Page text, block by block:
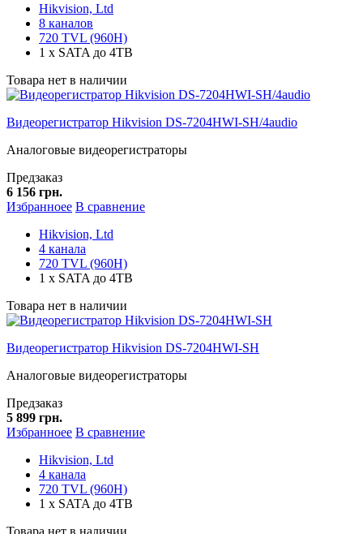
Hikvision, Ltd
8 каналов
720 TVL (960H)
1 x SATA до 4TB
Товара нет в наличии
Видеорегистратор Hikvision DS-7204HWI-SH/4audio
Аналоговые видеорегистраторы
Предзаказ
6 156 грн.
Избранноее В сравнение
Hikvision, Ltd
4 канала
720 TVL (960H)
1 x SATA до 4TB
Товара нет в наличии
Видеорегистратор Hikvision DS-7204HWI-SH
Аналоговые видеорегистраторы
Предзаказ
5 899 грн.
Избранноее В сравнение
Hikvision, Ltd
4 канала
720 TVL (960H)
1 x SATA до 4TB
Товара нет в наличии